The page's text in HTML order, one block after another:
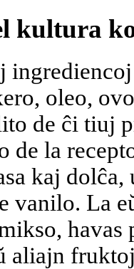
kultura
oleo,
de ĉi tiuj
de la
kaj
vanilo. La
aliajn